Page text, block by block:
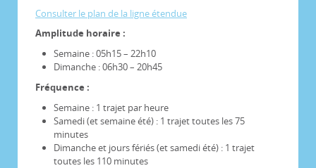
Consulter le plan de la ligne étendue
Amplitude horaire :
Semaine : 05h15 – 22h10
Dimanche : 06h30 – 20h45
Fréquence :
Semaine : 1 trajet par heure
Samedi (et semaine été) : 1 trajet toutes les 75
minutes
Dimanche et jours fériés (et samedi été) : 1 trajet
toutes les 110 minutes